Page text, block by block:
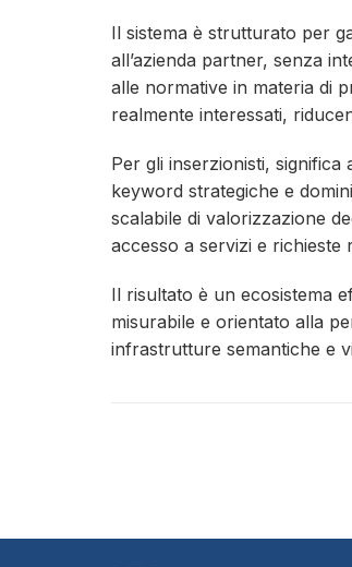
Il sistema è strutturato per
all’azienda partner, senza
alle normative in materia di
realmente interessati,
Per gli inserzionisti,
keyword strategiche e
scalabile di valorizzazione
accesso a servizi e richieste
Il risultato è un ecosistema
misurabile e orientato alla
infrastrutture semantiche e